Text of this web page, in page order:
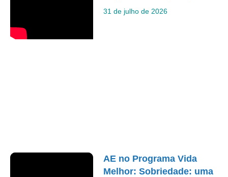
31 de julho de 2026
AE no Programa Vida
Melhor: Sobriedade: uma